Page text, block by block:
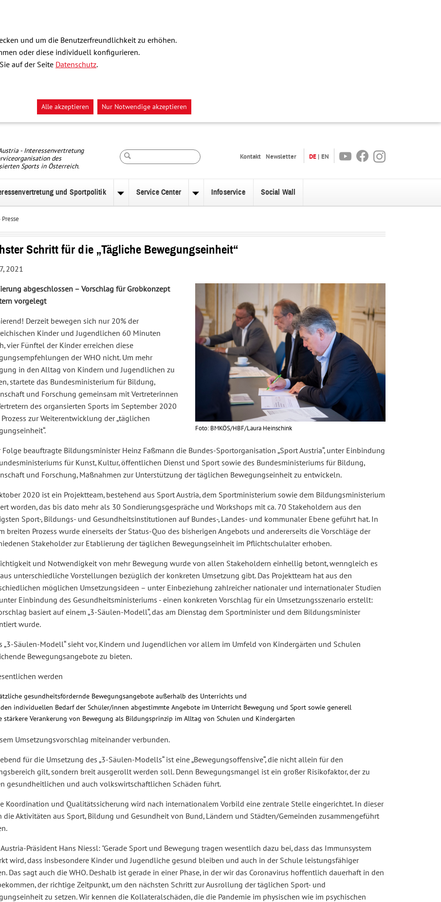
und um die Benutzerfreundlichkeit zu erhöhen.
oder diese individuell konfigurieren.
auf der Seite Datenschutz.
Alle akzeptieren Nur Notwendige akzeptieren
- Interessenvertretung
des
Sports in Österreich.
Kontakt Newsletter DE EN YoutubeFacebookInstagram
und Sportpolitik
Sportpolitik
Service Center Infoservice Social Wall
Presse
Schritt für die „Tägliche Bewegungseinheit“
2021
Foto: BMKÖS/HBF/Laura Heinschink
abgeschlossen – Vorschlag für Grobkonzept
vorgelegt
Derzeit bewegen sich nur 20% der
Kinder und Jugendlichen 60 Minuten
vier Fünftel der Kinder erreichen diese
der WHO nicht. Um mehr
in den Alltag von Kindern und Jugendlichen zu
startete das Bundesministerium für Bildung,
und Forschung gemeinsam mit Vertreterinnen
des organsierten Sports im September 2020
zur Weiterentwicklung der „täglichen
Folge beauftragte Bildungsminister Heinz Faßmann die Bundes-Sportorganisation „Sport Austria“, unter Einbindung
für Kunst, Kultur, öffentlichen Dienst und Sport sowie des Bundesministeriums für Bildung,
und Forschung, Maßnahmen zur Unterstützung der täglichen Bewegungseinheit zu entwickeln.
2020 ist ein Projektteam, bestehend aus Sport Austria, dem Sportministerium sowie dem Bildungsministerium
worden, das bis dato mehr als 30 Sondierungsgespräche und Workshops mit ca. 70 Stakeholdern aus den
Sport-, Bildungs- und Gesundheitsinstitutionen auf Bundes-, Landes- und kommunaler Ebene geführt hat. In
breiten Prozess wurde einerseits der Status-Quo des bisherigen Angebots und andererseits die Vorschläge der
Stakeholder zur Etablierung der täglichen Bewegungseinheit im Pflichtschulalter erhoben.
und Notwendigkeit von mehr Bewegung wurde von allen Stakeholdern einhellig betont, wenngleich es
unterschiedliche Vorstellungen bezüglich der konkreten Umsetzung gibt. Das Projektteam hat aus den
möglichen Umsetzungsideen – unter Einbeziehung zahlreicher nationaler und internationaler Studien
Einbindung des Gesundheitsministeriums - einen konkreten Vorschlag für ein Umsetzungsszenario erstellt:
basiert auf einem „3-Säulen-Modell“, das am Dienstag dem Sportminister und dem Bildungsminister
wurde.
„3-Säulen-Modell“ sieht vor, Kindern und Jugendlichen vor allem im Umfeld von Kindergärten und Schulen
Bewegungsangebote zu bieten.
werden
gesundheitsfördernde Bewegungsangebote außerhalb des Unterrichts und
individuellen Bedarf der Schüler/innen abgestimmte Angebote im Unterricht Bewegung und Sport sowie generell
stärkere Verankerung von Bewegung als Bildungsprinzip im Alltag von Schulen und Kindergärten
Umsetzungsvorschlag miteinander verbunden.
für die Umsetzung des „3-Säulen-Modells“ ist eine „Bewegungsoffensive“, die nicht allein für den
gilt, sondern breit ausgerollt werden soll. Denn Bewegungsmangel ist ein großer Risikofaktor, der zu
gesundheitlichen und auch volkswirtschaftlichen Schäden führt.
Koordination und Qualitätssicherung wird nach internationalem Vorbild eine zentrale Stelle eingerichtet. In dieser
die Aktivitäten aus Sport, Bildung und Gesundheit von Bund, Ländern und Städten/Gemeinden zusammengeführt
Präsident Hans Niessl: "Gerade Sport und Bewegung tragen wesentlich dazu bei, dass das Immunsystem
wird, dass insbesondere Kinder und Jugendliche gesund bleiben und auch in der Schule leistungsfähiger
Das sagt auch die WHO. Deshalb ist gerade in einer Phase, in der wir das Coronavirus hoffentlich dauerhaft in den
der richtige Zeitpunkt, um den nächsten Schritt zur Ausrollung der täglichen Sport- und
zu setzen. Wir kennen die Kollateralschäden, die die Pandemie im physischen wie im psychischen